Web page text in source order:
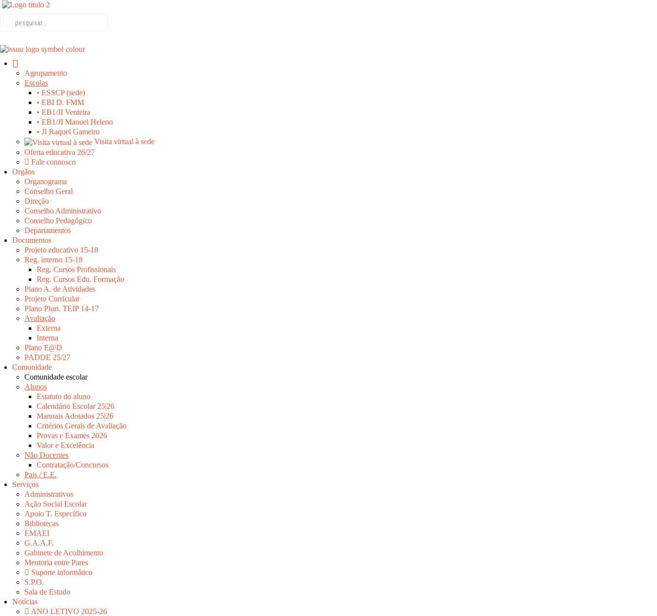
Agrupamento
Escolas
• ESSCP (sede)
• EBI D. FMM
• EB1/JI Venteira
• EB1/JI Manuel Heleno
• JI Raquel Gameiro
Visita virtual à sede
Oferta educativa 26/27
Fale connosco
Orgãos
Organograma
Conselho Geral
Direção
Conselho Administrativo
Conselho Pedagógico
Departamentos
Documentos
Projeto educativo 15-18
Reg. interno 15-18
Reg. Cursos Profissionais
Reg. Cursos Edu. Formação
Plano A. de Atividades
Projeto Curricular
Plano Pluri. TEIP 14-17
Avaliação
Externa
Interna
Plano E@D
PADDE 25/27
Comunidade
Comunidade escolar
Alunos
Estatuto do aluno
Calendário Escolar 25|26
Manuais Adotados 25|26
Critérios Gerais de Avaliação
Provas e Exames 2026
Valor e Excelência
Não Docentes
Contratação/Concursos
Pais / E.E.
Serviços
Administrativos
Ação Social Escolar
Apoio T. Específico
Bibliotecas
EMAEI
G.A.A.F.
Gabinete de Acolhimento
Mentoria entre Pares
Suporte informático
S.P.O.
Sala de Estudo
Notícias
ANO LETIVO 2025-26